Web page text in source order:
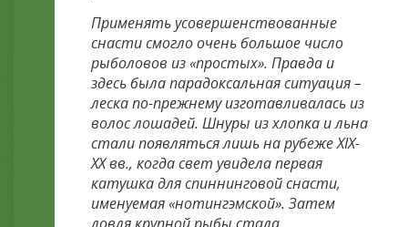
Применять усовершенствованные
снасти смогло очень большое число
рыболовов из «простых». Правда и
здесь была парадоксальная ситуация –
леска по-прежнему изготавливалась из
волос лошадей. Шнуры из хлопка и льна
стали появляться лишь на рубеже XIX-
XX вв., когда свет увидела первая
катушка для спиннинговой снасти,
именуемая «нотингэмской». Затем